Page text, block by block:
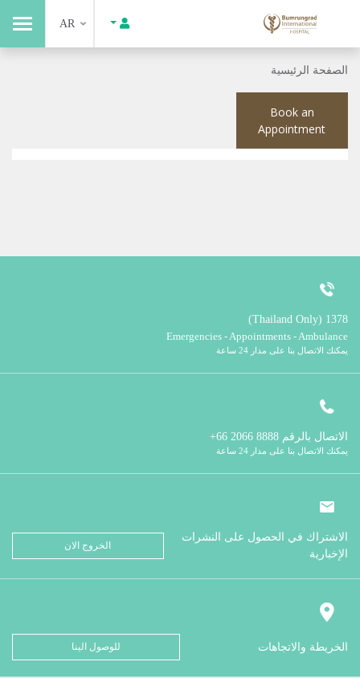
AR
الصفحة الرئيسية
Book an
Appointment
1378 (Thailand Only)
Emergencies - Appointments - Ambulance
يمكنك الاتصال بنا على مدار 24 ساعة
الاتصال بالرقم
يمكنك الاتصال بنا على مدار 24 ساعة
الاشتراك في الحصول على النشرات
الإخبارية
الخروج الان
الخريطة والاتجاهات للوصول الينا